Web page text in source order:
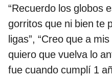
“Recuerdo los globos
gorritos que ni bien te
ligas”, “Creo que a
quiero que vuelva lo
fue cuando cumplí 1